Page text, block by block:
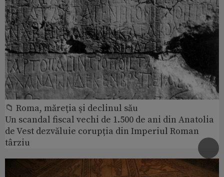
📁 Roma, măreţia şi declinul său
Un scandal fiscal vechi de 1.500 de ani din Anatolia
de Vest dezvăluie corupția din Imperiul Roman
târziu